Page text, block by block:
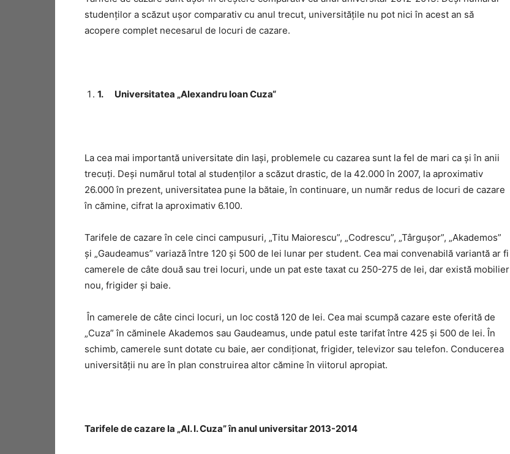
studenţilor a scăzut uşor comparativ cu anul trecut, universităţile nu pot nici în acest an să
acopere complet necesarul de locuri de cazare.
1. Universitatea „Alexandru Ioan Cuza“
La cea mai importantă universitate din Iaşi, problemele cu cazarea sunt la fel de mari ca şi în anii
trecuţi. Deşi numărul total al studenţilor a scăzut drastic, de la 42.000 în 2007, la aproximativ
26.000 în prezent, universitatea pune la bătaie, în continuare, un număr redus de locuri de cazare
în cămine, cifrat la aproximativ 6.100.
Tarifele de cazare în cele cinci campusuri, „Titu Maiorescu”, „Codrescu”, „Târguşor”, „Akademos”
şi „Gaudeamus” variază între 120 şi 500 de lei lunar per student. Cea mai convenabilă variantă ar fi
camerele de câte două sau trei locuri, unde un pat este taxat cu 250-275 de lei, dar există mobilier
nou, frigider şi baie.
În camerele de câte cinci locuri, un loc costă 120 de lei. Cea mai scumpă cazare este oferită de
„Cuza” în căminele Akademos sau Gaudeamus, unde patul este tarifat între 425 şi 500 de lei. În
schimb, camerele sunt dotate cu baie, aer condiţionat, frigider, televizor sau telefon. Conducerea
universităţii nu are în plan construirea altor cămine în viitorul apropiat.
Tarifele de cazare la „Al. I. Cuza” în anul universitar 2013-2014